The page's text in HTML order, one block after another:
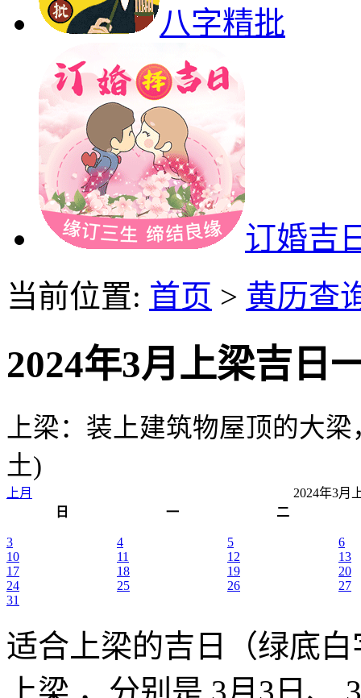
八字精批
订婚吉
当前位置: 首页 > 黄历查
2024年3月上梁吉日
上梁：装上建筑物屋顶的大
土)
上月
2024年3月
日
一 二
3 4 5
6
10
11 12
13
17
18 19
20
24
25 26
27
31
适合上梁的吉日（绿底白
上梁 ，分别是 3月3日、